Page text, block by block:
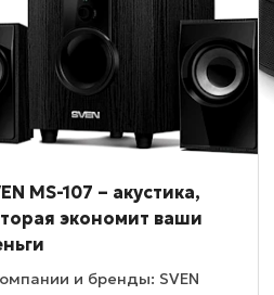
MS-107 – акустика,
экономит ваши
и бренды: SVEN